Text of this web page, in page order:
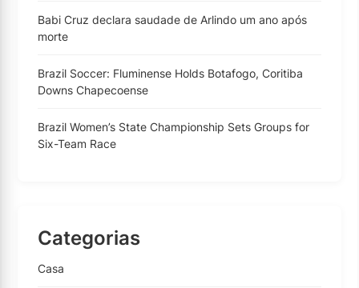
Babi Cruz declara saudade de Arlindo um ano após
morte
Brazil Soccer: Fluminense Holds Botafogo, Coritiba
Downs Chapecoense
Brazil Women’s State Championship Sets Groups for
Six-Team Race
Categorias
Casa